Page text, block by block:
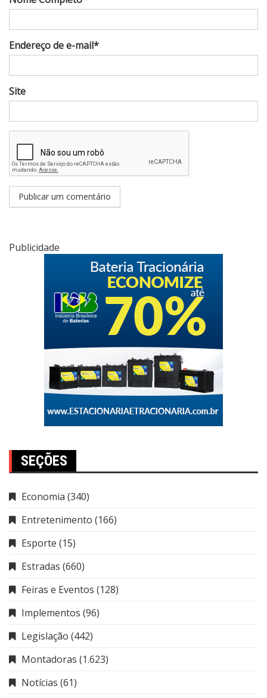
Endereço de e-mail*
Site
Publicidade
SEÇÕES
Economia (340)
Entretenimento (166)
Esporte (15)
Estradas (660)
Feiras e Eventos (128)
Implementos (96)
Legislação (442)
Montadoras (1.623)
Notícias (61)